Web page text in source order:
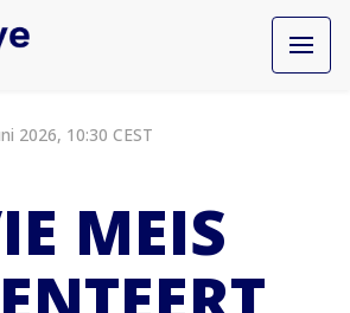
2026, 10:30 CEST
MEIS